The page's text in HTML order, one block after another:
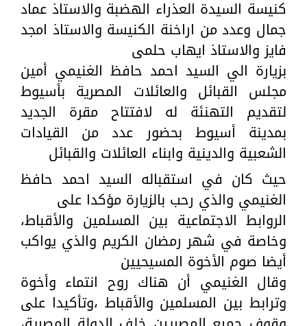
كنيسة السيدة العذراء الهضبة والاستاذ عماد
جمال وعدد من اراخنة الكنيسة والاستاذ امجد
فايز والاستاذ ايهاب حلمى
بزيارة الي السيد احمد حافظ الغنيمي أمين
مجلس القبائل والعائلات المصرية بأسيوط
لتقديم التهنئة له لافتتاح مقرة الجديد
بمدينة أسيوط بحضور عدد من القيادات
الشعبية والدينية وابناء العائلات والقبائل
حيث كان في استقباله السيد احمد حافظ
الغنيمي والذي رحب بالزيارة مؤكدا على
الروابط الاجتماعية بين المسلمين والأقباط،
وخاصة في شهر رمضان الكريم والذي يواكب
أيضا صوم الأخوة المسيحيين
وقال الغنيمي أن هناك روح انتماء وأخوة
وترابط بين المسلمين والأقباط ،وتأكيدا على